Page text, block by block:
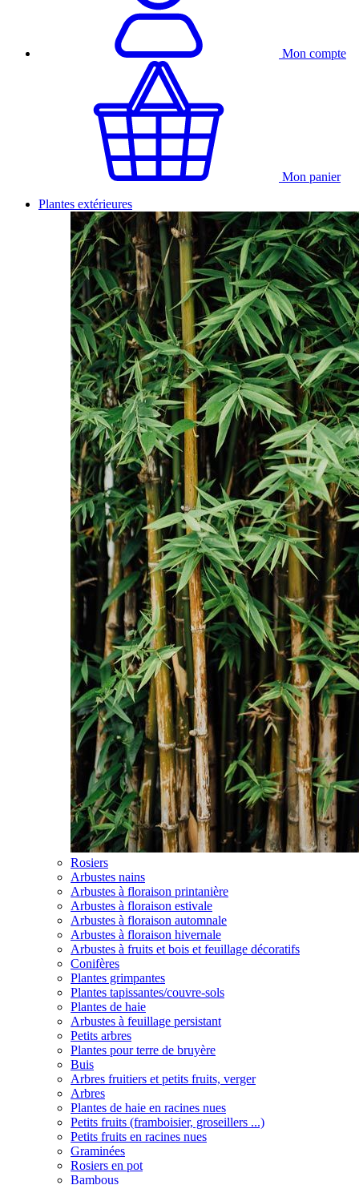
Mon compte
Mon panier
Plantes extérieures
Rosiers
Arbustes nains
Arbustes à floraison printanière
Arbustes à floraison estivale
Arbustes à floraison automnale
Arbustes à floraison hivernale
Arbustes à fruits et bois et feuillage décoratifs
Conifères
Plantes grimpantes
Plantes tapissantes/couvre-sols
Plantes de haie
Arbustes à feuillage persistant
Petits arbres
Plantes pour terre de bruyère
Buis
Arbres fruitiers et petits fruits, verger
Arbres
Plantes de haie en racines nues
Petits fruits (framboisier, groseillers ...)
Petits fruits en racines nues
Graminées
Rosiers en pot
Bambous